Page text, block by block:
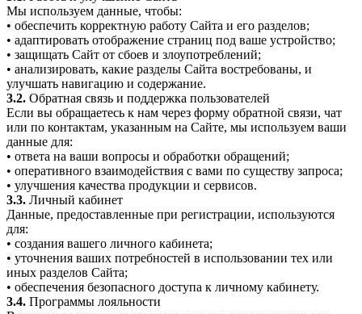
Мы используем данные, чтобы:
• обеспечить корректную работу Сайта и его разделов;
• адаптировать отображение страниц под ваше устройство;
• защищать Сайт от сбоев и злоупотреблений;
• анализировать, какие разделы Сайта востребованы, и
улучшать навигацию и содержание.
3.2. Обратная связь и поддержка пользователей
Если вы обращаетесь к нам через форму обратной связи, чат
или по контактам, указанным на Сайте, мы используем ваши
данные для:
• ответа на ваши вопросы и обработки обращений;
• оперативного взаимодействия с вами по существу запроса;
• улучшения качества продукции и сервисов.
3.3. Личный кабинет
Данные, предоставленные при регистрации, используются
для:
• создания вашего личного кабинета;
• уточнения ваших потребностей в использовании тех или
иных разделов Сайта;
• обеспечения безопасного доступа к личному кабинету.
3.4. Программы лояльности